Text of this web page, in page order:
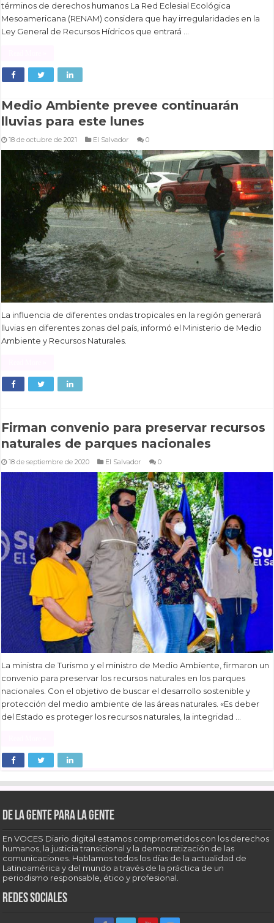
términos de derechos humanos La Red Eclesial Ecológica
Mesoamericana (RENAM) considera que hay irregularidades en la
Ley General de Recursos Hídricos que entrará …
Medio Ambiente prevee continuarán
lluvias para este lunes
18 de octubre de 2021 El Salvador 0
La influencia de diferentes ondas tropicales en la región generará
lluvias en diferentes zonas del país, informó el Ministerio de Medio
Ambiente y Recursos Naturales.
Firman convenio para preservar recursos
naturales de parques nacionales
18 de septiembre de 2020 El Salvador 0
La ministra de Turismo y el ministro de Medio Ambiente, firmaron un
convenio para preservar los recursos naturales en los parques
nacionales. Con el objetivo de buscar el desarrollo sostenible y
protección del medio ambiente de las áreas naturales. «Es deber
del Estado es proteger los recursos naturales, la integridad …
De la gente para la gente
En VOCES Diario digital estamos comprometidos con los derechos
humanos, la justicia transicional y la democratización de las
comunicaciones. Hablamos todos los días de la actualidad de
Latinoamérica y del mundo a través de la práctica de un
periodismo responsable, ético y profesional.
Redes sociales